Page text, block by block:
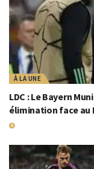
À LA UNE
LDC : Le Bayern
élimination face au